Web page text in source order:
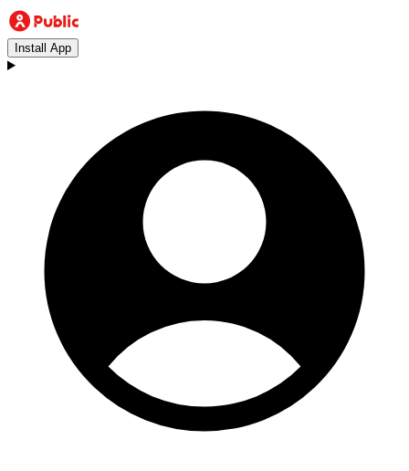
Install App